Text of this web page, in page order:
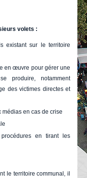
volets :
existant sur le territoire
en œuvre pour gérer une
produire, notamment
des victimes directes et
médias en cas de crise
procédures en tirant les
le territoire communal, il